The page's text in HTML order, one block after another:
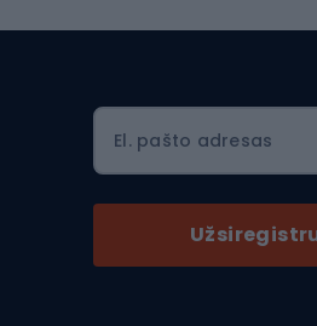
Ski touring
Ski touring batai
El. pašto adresas